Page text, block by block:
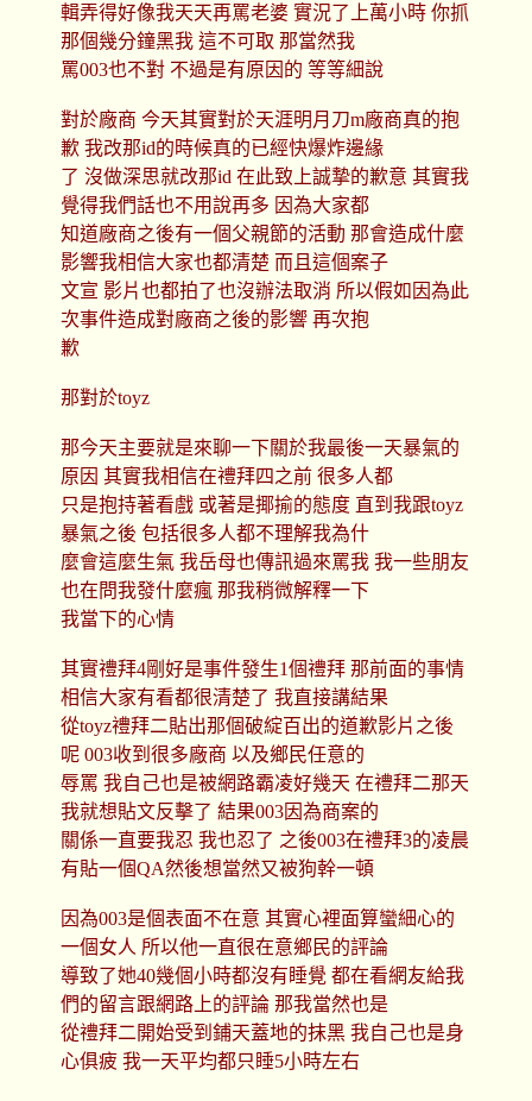
輯弄得好像我天天再罵老婆 實況了上萬小時 你抓
那個幾分鐘黑我 這不可取 那當然我
罵003也不對 不過是有原因的 等等細說
對於廠商 今天其實對於天涯明月刀m廠商真的抱
歉 我改那id的時候真的已經快爆炸邊緣
了 沒做深思就改那id 在此致上誠摯的歉意 其實我
覺得我們話也不用說再多 因為大家都
知道廠商之後有一個父親節的活動 那會造成什麼
影響我相信大家也都清楚 而且這個案子
文宣 影片也都拍了也沒辦法取消 所以假如因為此
次事件造成對廠商之後的影響 再次抱
歉
那對於toyz
那今天主要就是來聊一下關於我最後一天暴氣的
原因 其實我相信在禮拜四之前 很多人都
只是抱持著看戲 或著是揶揄的態度 直到我跟toyz
暴氣之後 包括很多人都不理解我為什
麼會這麼生氣 我岳母也傳訊過來罵我 我一些朋友
也在問我發什麼瘋 那我稍微解釋一下
我當下的心情
其實禮拜4剛好是事件發生1個禮拜 那前面的事情
相信大家有看都很清楚了 我直接講結果
從toyz禮拜二貼出那個破綻百出的道歉影片之後
呢 003收到很多廠商 以及鄉民任意的
辱罵 我自己也是被網路霸凌好幾天 在禮拜二那天
我就想貼文反擊了 結果003因為商案的
關係一直要我忍 我也忍了 之後003在禮拜3的凌晨
有貼一個QA然後想當然又被狗幹一頓
因為003是個表面不在意 其實心裡面算蠻細心的
一個女人 所以他一直很在意鄉民的評論
導致了她40幾個小時都沒有睡覺 都在看網友給我
們的留言跟網路上的評論 那我當然也是
從禮拜二開始受到鋪天蓋地的抹黑 我自己也是身
心俱疲 我一天平均都只睡5小時左右